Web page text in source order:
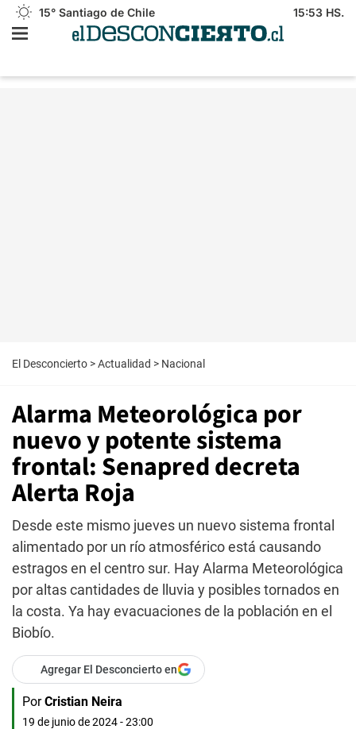
15° Santiago de Chile 15:53 HS.
El Desconcierto >Actualidad > Nacional
Alarma Meteorológica por
nuevo y potente sistema
frontal: Senapred decreta
Alerta Roja
Desde este mismo jueves un nuevo sistema frontal
alimentado por un río atmosférico está causando
estragos en el centro sur. Hay Alarma Meteorológica
por altas cantidades de lluvia y posibles tornados en
la costa. Ya hay evacuaciones de la población en el
Biobío.
Agregar El Desconcierto en
Por Cristian Neira
19 de junio de 2024 - 23:00